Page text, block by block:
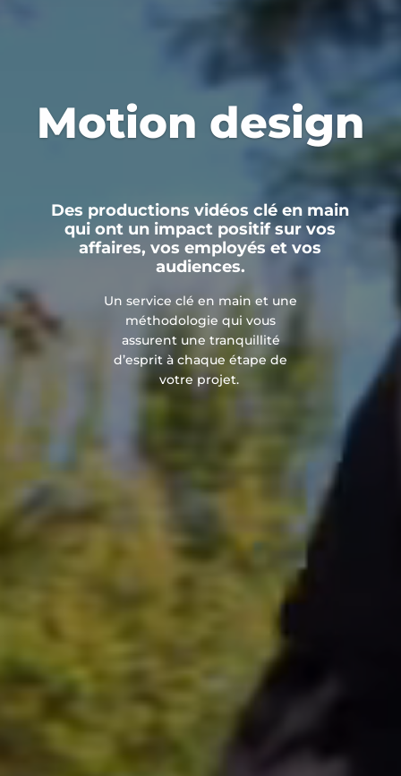
Studio de
tournage
Des productions vidéos clé en main
qui ont un impact positif sur vos
affaires, vos employés et vos
audiences.
Un service clé en main et une
méthodologie qui vous
assurent une tranquillité
d’esprit à chaque étape de
votre projet.